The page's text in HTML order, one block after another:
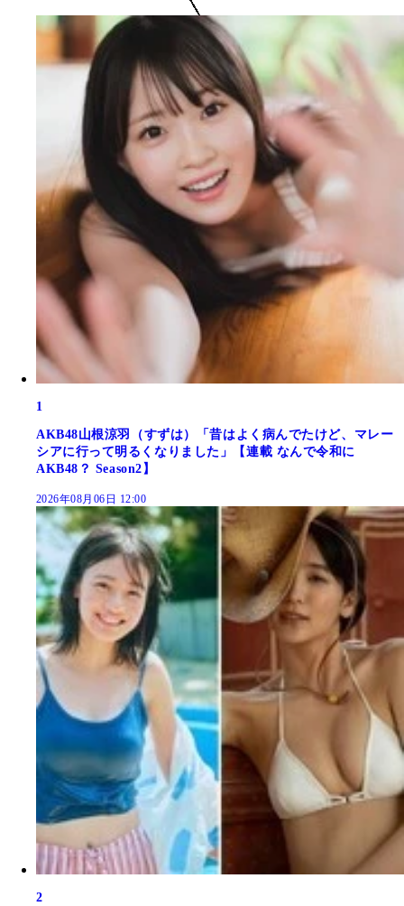
1
AKB48山根涼羽（すずは）「昔はよく病んでたけど、マレー
シアに行って明るくなりました」【連載 なんで令和に
AKB48？ Season2】
2026年08月06日 12:00
2